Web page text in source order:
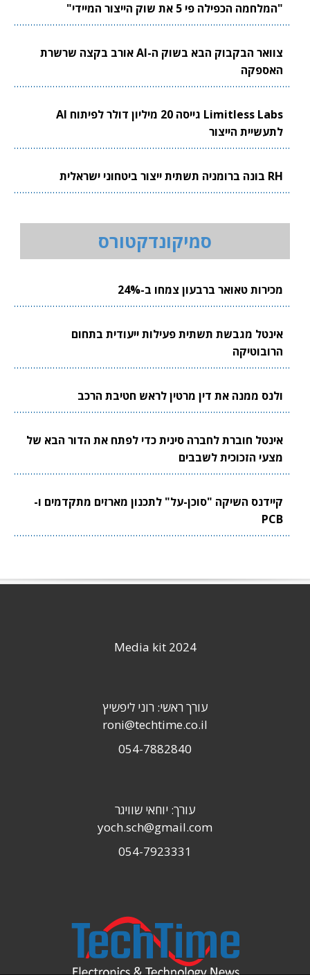
"המלחמה הכפילה פי 5 את שוק הייצור המיידי"
צוואר הבקבוק הבא בשוק ה-AI אורב בקצה שרשרת
האספקה
Limitless Labs גייסה 20 מיליון דולר לפיתוח AI
לתעשיית הייצור
RH בונה ברומניה תשתית ייצור ביטחוני ישראלית
סמיקונדקטורס
מכירות טאואר ברבעון צמחו ב-24%
אינטל מגבשת תשתית פעילות ייעודית בתחום
הרובוטיקה
ולנס ממנה את דין מרטין לראש חטיבת הרכב
אינטל חוברת לחברה סינית כדי לפתח את הדור הבא של
מצעי הזכוכית לשבבים
קיידנס השיקה "סוכן-על" לתכנון מארזים מתקדמים ו-
PCB
Media kit 2024
עורך ראשי: רוני ליפשיץ
roni@techtime.co.il
054-7882840
עורך: יוחאי שוויגר
yoch.sch@gmail.com
054-7923331